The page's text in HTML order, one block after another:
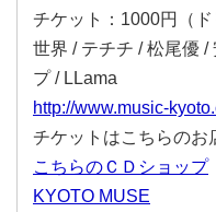
チケット：1000円（ド
世界 / テチチ / 松尾優
プ / LLama
http://www.music-
チケットはこちらのお
こちらのＣＤショップ
KYOTO MUSE